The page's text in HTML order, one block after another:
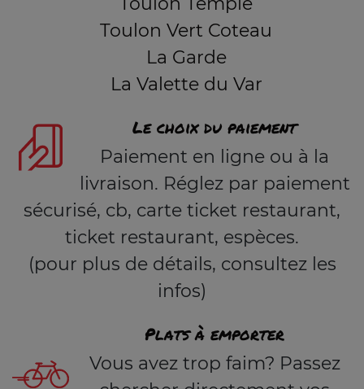
Toulon Vert Coteau
La Garde
La Valette du Var
Le choix du paiement
Paiement en ligne ou à la
livraison. Réglez par paiement
sécurisé, cb, carte ticket restaurant,
ticket restaurant, espèces.
(pour plus de détails, consultez les
infos)
Plats à emporter
Vous avez trop faim? Passez